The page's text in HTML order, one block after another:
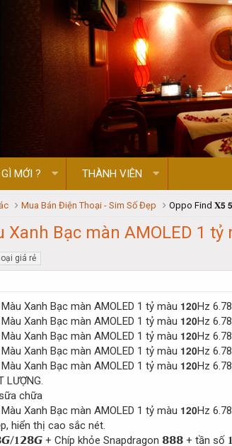
MỚI ? THÀNH VIÊN
Mua Bán Điện Thoại - Sim Số Đẹp Oppo Find 𝐗𝟱
Bạc màn AMOLED 1 tỷ
giá rẻ
LƯỢNG.
chữa
hiển thị cao sắc nét.
𝟏𝟮𝟴𝙂 + Chíp khỏe Snapdragon 𝟴𝟴𝟴 + tần số